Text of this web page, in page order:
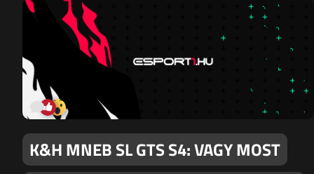
K&H MNEB SL GTS S4: VAGY MOST